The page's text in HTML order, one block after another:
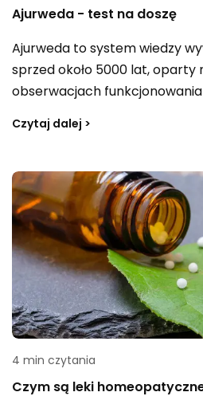
Ajurweda - test na doszę
Ajurweda to system wiedzy
sprzed około 5000 lat, oparty
obserwacjach funkcjonowania
energii życiowej, takie jak dieta,
dolegliwościach. Kluczowa
człowiek jest inny — poznanie
dobrać styl życia sprzyjający
że w 2026 roku ajurweda
popularności, a holistyczne
jest doceniane także obok
konwencjonalnej.
Czytaj dalej >
4 min czytania
Czym są leki